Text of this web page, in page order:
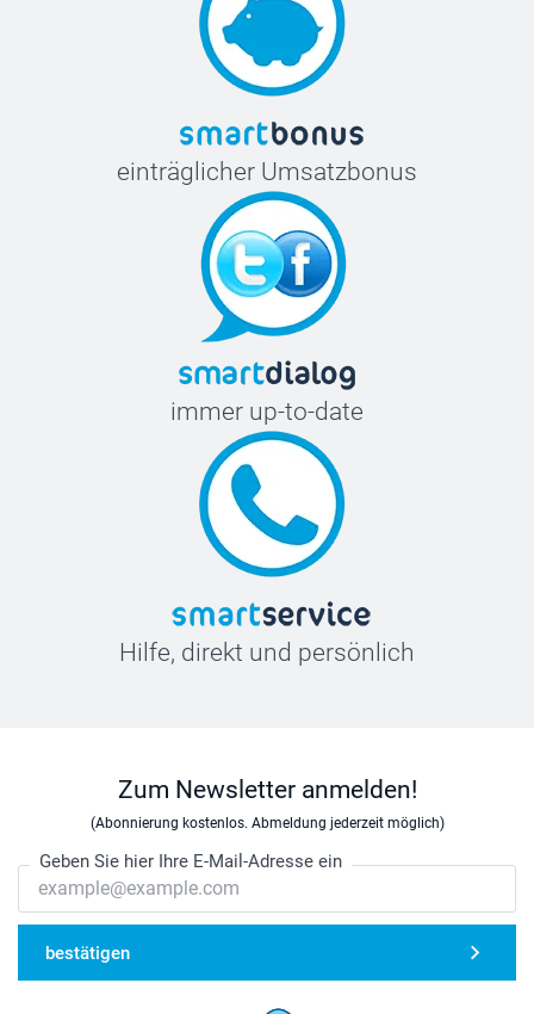
einträglicher Umsatzbonus
immer up-to-date
Hilfe, direkt und persönlich
Zum Newsletter anmelden!
(Abonnierung kostenlos. Abmeldung jederzeit möglich)
Geben Sie hier Ihre E-Mail-Adresse ein
bestätigen